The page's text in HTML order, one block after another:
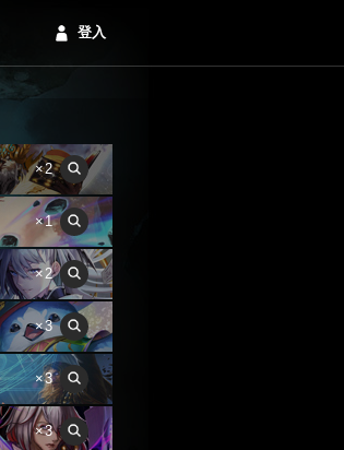
登入
×2
×1
×2
×3
×3
×3